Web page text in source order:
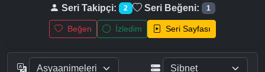
Seri Takipçi: 2 Seri Beğeni: 1
Beğen İzledim Seri Sayfası